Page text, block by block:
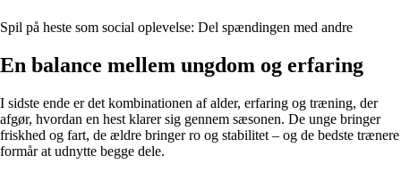
Spil på heste som social oplevelse: Del spændingen med andre
En balance mellem ungdom og erfaring
I sidste ende er det kombinationen af alder, erfaring og træning, der
afgør, hvordan en hest klarer sig gennem sæsonen. De unge bringer
friskhed og fart, de ældre bringer ro og stabilitet – og de bedste trænere
formår at udnytte begge dele.